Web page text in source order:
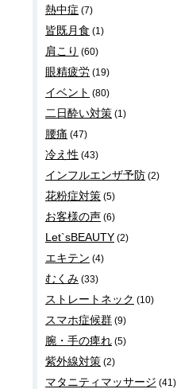
熱中症 (7)
皆既月食 (1)
肩こり (60)
眼精疲労 (19)
イベント (80)
二日酔い対策 (1)
腰痛 (47)
冷え性 (43)
インフルエンザ予防 (2)
花粉症対策 (5)
お客様の声 (6)
Let`sBEAUTY (2)
エキテン (4)
むくみ (33)
ストレートネック (10)
スマホ症候群 (9)
腕・手の痺れ (5)
紫外線対策 (2)
マタニティマッサージ (41)